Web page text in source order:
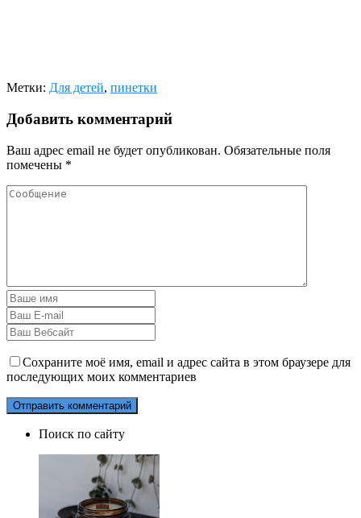
Метки: Для детей, пинетки
Добавить комментарий
Ваш адрес email не будет опубликован. Обязательные поля
помечены *
Сохраните моё имя, email и адрес сайта в этом браузере для
последующих моих комментариев
Поиск по сайту